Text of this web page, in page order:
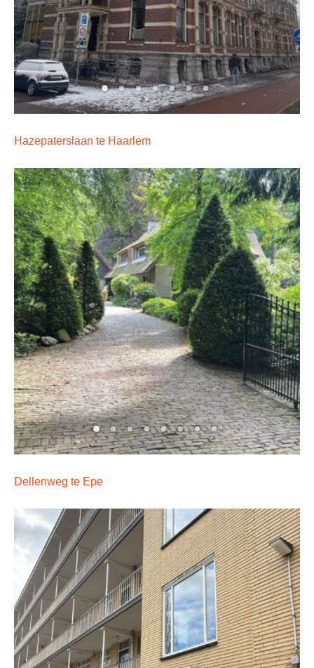
Hazepaterslaan te Haarlem
Dellenweg te Epe